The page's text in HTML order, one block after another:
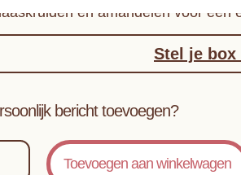
en amandelen voor een
Stel je box
bericht toevoegen?
Toevoegen aan winkelwagen